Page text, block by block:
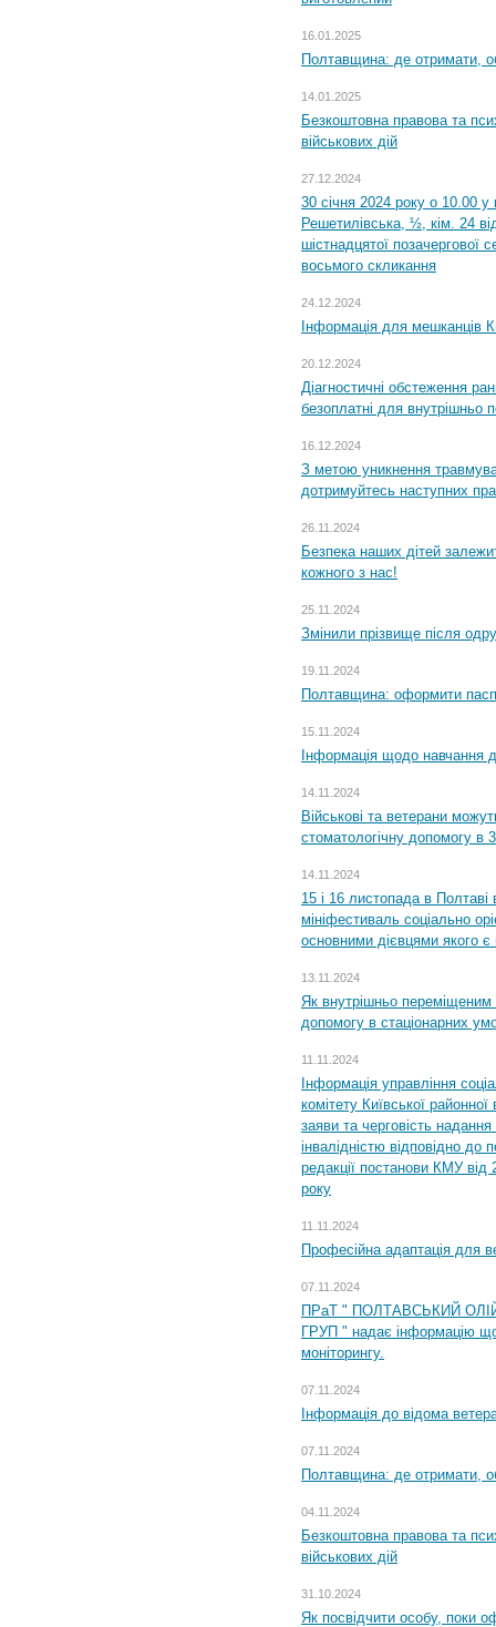
16.01.2025
Полтавщина: де отримати,
14.01.2025
Безкоштовна правова та
військових дій
27.12.2024
30 січня 2024 року о 10.00 у
Решетилівська, ½, кім. 24
шістнадцятої позачергової
восьмого скликання
24.12.2024
Інформація для мешканців
20.12.2024
Діагностичні обстеження
безоплатні для внутрішньо
16.12.2024
З метою уникнення
дотримуйтесь наступних
26.11.2024
Безпека наших дітей
кожного з нас!
25.11.2024
Змінили прізвище після
19.11.2024
Полтавщина: оформити
15.11.2024
Інформація щодо навчання
14.11.2024
Військові та ветерани
стоматологічну допомогу в
14.11.2024
15 і 16 листопада в
мініфестиваль соціально
основними дієвцями якого є
13.11.2024
Як внутрішньо переміщеним
допомогу в стаціонарних
11.11.2024
Інформація управління
комітету Київської
заяви та черговість надання
інвалідністю відповідно
редакції постанови КМУ
року
11.11.2024
Професійна адаптація для
07.11.2024
ПРаТ " ПОЛТАВСЬКИЙ
ГРУП " надає інформацію
моніторингу.
07.11.2024
Інформація до відома
07.11.2024
Полтавщина: де отримати,
04.11.2024
Безкоштовна правова та
військових дій
31.10.2024
Як посвідчити особу, поки